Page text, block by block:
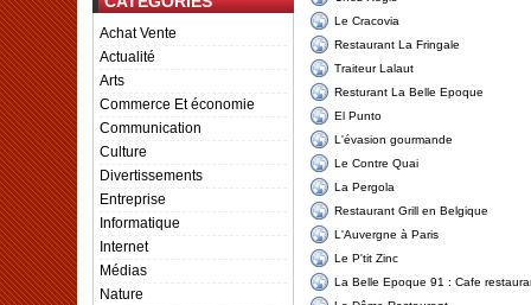
Achat Vente
Actualité
Arts
Commerce Et économie
Communication
Culture
Divertissements
Entreprise
Informatique
Internet
Médias
Nature
Le Cracovia
Restaurant La Fringale
Traiteur Lalaut
Resturant La Belle Epoque
El Punto
L'évasion gourmande
Le Contre Quai
La Pergola
Restaurant Grill en Belgique
L'Auvergne à Paris
Le P'tit Zinc
La Belle Epoque 91 : Cafe